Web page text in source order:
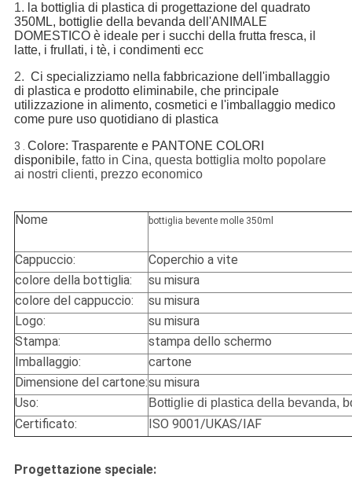
1. la bottiglia di plastica di progettazione del quadrato
350ML, bottiglie della bevanda dell'ANIMALE
DOMESTICO è ideale per i succhi della frutta fresca, il
latte, i frullati, i tè, i condimenti ecc
2. Ci specializziamo nella fabbricazione dell'imballaggio
di plastica e prodotto eliminabile, che principale
utilizzazione in alimento, cosmetici e l'imballaggio medico
come pure uso quotidiano di plastica
3 . Colore: Trasparente e PANTONE COLORI
disponibile, fatto in Cina, questa bottiglia molto popolare
ai nostri clienti, prezzo economico
Nome bottiglia bevente molle 350ml
Cappuccio:
Coperchio a vite
colore della bottiglia:
su misura
colore del cappuccio:
su misura
Logo:
su misura
Stampa:
stampa dello schermo
Imballaggio:
cartone
Dimensione del cartone:su misura
Uso:
Bottiglie di plastica della bevanda,
Certificato: ISO 9001/UKAS/IAF
Progettazione speciale: